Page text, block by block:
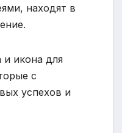
находят в
и икона для
с
успехов и